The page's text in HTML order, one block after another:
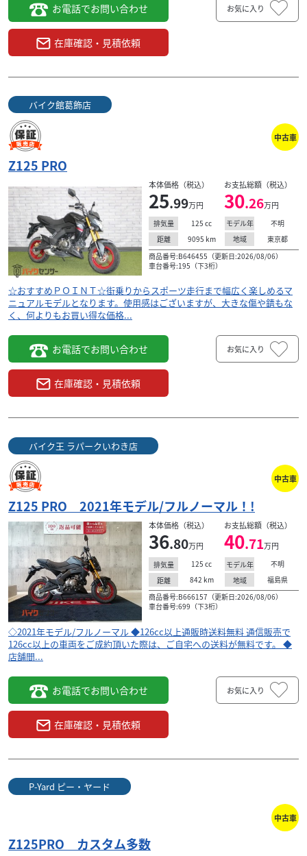
お電話でお問い合わせ
在庫確認・見積依頼
お気に入り
バイク館葛飾店
中古車
Z125 PRO
本体価格（税込）
25.99万円
お支払総額（税込）
30.26万円
排気量 125 cc モデル年
不明
距離
9095 km 地域
東京都
商品番号:B646455（更新日:2026/08/06）
車台番号:195（下3桁）
☆おすすめＰＯＩＮＴ☆街乗りからスポーツ走行まで幅広く楽しめるマ
ニュアルモデルとなります。使用感はございますが、大きな傷や錆もな
く、何よりもお買い得な価格...
お電話でお問い合わせ
在庫確認・見積依頼
お気に入り
バイク王 ラパークいわき店
中古車
Z125 PRO 2021年モデル/フルノーマル！!
本体価格（税込）
36.80万円
お支払総額（税込）
40.71万円
排気量 125 cc モデル年
不明
距離
842 km 地域
福島県
商品番号:B666157（更新日:2026/08/06）
車台番号:699（下3桁）
◇2021年モデル/フルノーマル ◆126cc以上通販時送料無料 通信販売で
126cc以上の車両をご成約頂いた際は、ご自宅への送料が無料です。 ◆
店舗間...
お電話でお問い合わせ
在庫確認・見積依頼
お気に入り
P-Yard ピー・ヤード
中古車
Z125PRO カスタム多数